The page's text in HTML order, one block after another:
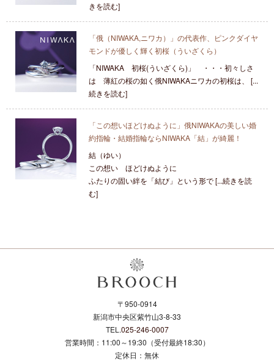
きを読む]
「俄（NIWAKA,ニワカ）」の代表作、ピンクダイヤ
モンドが優しく輝く初桜（ういざくら）
「NIWAKA 初桜(ういざくら)」 ・・・初々しさ
は 薄紅の桜の如く俄NIWAKAニワカの初桜は、 [...
続きを読む]
「この想いほどけぬように」俄NIWAKAの美しい婚
約指輪・結婚指輪ならNIWAKA「結」が綺麗！
結（ゆい）
この想い ほどけぬように
ふたりの固い絆を「結び」という形で [...続きを読
む]
〒950-0914
新潟市中央区紫竹山3-8-33
TEL.025-246-0007
営業時間：11:00～19:30（受付最終18:30）
定休日：無休